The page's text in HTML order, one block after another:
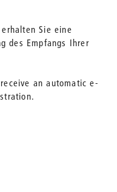
Sie eine
des Empfangs Ihrer
an automatic e-